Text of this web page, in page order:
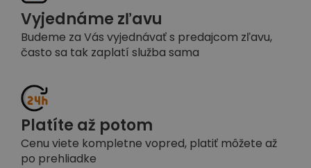
Vyjednáme zľavu
Budeme za Vás vyjednávať s predajcom zľavu,
často sa tak zaplatí služba sama
Platíte až potom
Cenu viete kompletne vopred, platiť môžete až
po prehliadke